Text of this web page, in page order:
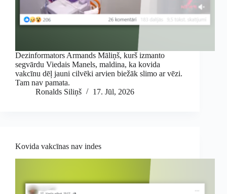
Dezinformators Armands Māliņš, kurš izmanto
segvārdu Viedais Manels, maldina, ka kovida
vakcīnu dēļ jauni cilvēki arvien biežāk slimo ar vēzi.
Tam nav pamata.
Ronalds Siliņš
17. Jūl, 2026
Kovida vakcīnas nav indes